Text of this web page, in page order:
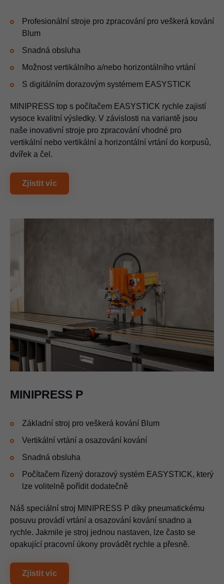
Profesionální stroje pro zpracování pro veškerá kování
Blum
Snadná obsluha
Možnost vertikálního a/nebo horizontálního vrtání
S digitálním dorazovým systémem EASYSTICK
MINIPRESS top s počítačem EASYSTICK rychle zajistí
vysoce kvalitní výsledky. V závislosti na variantě jsou
naše inovativní stroje pro zpracování vhodné pro
vertikální nebo vertikální a horizontální vrtání do korpusů,
dvířek a čel.
Zjistit víc
MINIPRESS P
Základní stroj pro veškerá kování Blum
Vertikální vrtání a osazování kování
Snadná obsluha
Počítačem řízený dorazový systém EASYSTICK, který
lze volitelně pořídit dodatečně
Náš speciální stroj MINIPRESS P díky pneumatickému
posuvu provádí vrtání a osazování kování snadno a
rychle. Jakmile je stroj jednou nastaven, lze často se
opakující pracovní úkony provádět rychle a přesně.
Zjistit víc